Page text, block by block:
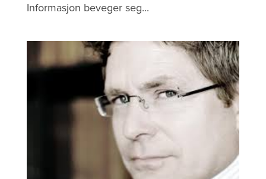
Informasjon beveger seg...